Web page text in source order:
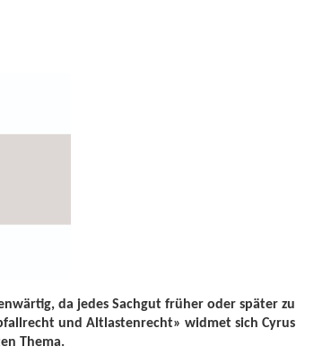
da jedes Sachgut früher oder später zu
und Altlastenrecht» widmet sich Cyrus
Thema.